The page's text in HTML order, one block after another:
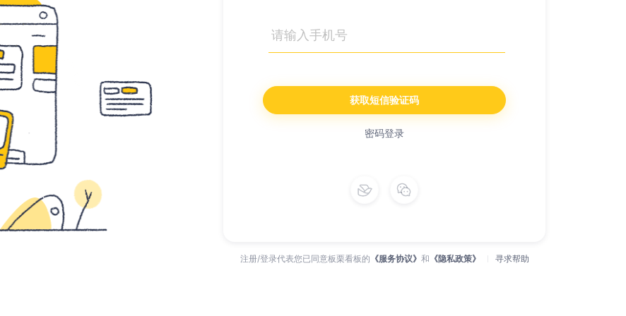
获取短信验证码
密码登录
注册/登录代表您已同意板栗看板的 《服务协议》 和 《隐私政策》 寻求帮助